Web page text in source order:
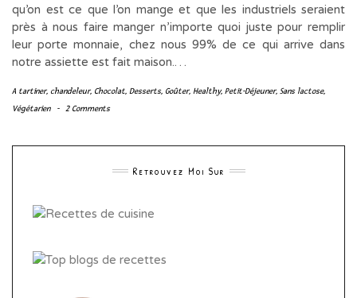
qu’on est ce que l’on mange et que les industriels seraient
près à nous faire manger n’importe quoi juste pour remplir
leur porte monnaie, chez nous 99% de ce qui arrive dans
notre assiette est fait maison.…
A tartiner, chandeleur, Chocolat, Desserts, Goûter, Healthy, Petit-Déjeuner, Sans lactose,
Végétarien
- 2 Comments
Retrouvez Moi Sur